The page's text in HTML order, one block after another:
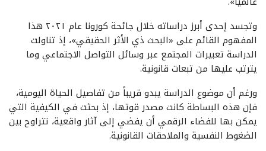
وتجسد إحدى أبرز دراساته خلال جائحة كورونا عام ٢٠٢١ هذا
المفهوم القائم على «البحث ذي الأثر الحقيقي»، إذ تناولت
الدراسة تعبيرات المجتمع عبر وسائل التواصل الاجتماعي وما
يترتب عليها من تبعات قانونية.
ورغم أن موضوع الدراسة يبدو قريباً من تفاصيل الحياة اليومية،
فإن هذه البساطة كانت مصدر قوتها، إذ بحثت في الكيفية التي
يمكن بها للفضاء الرقمي أن يفضي إلى آثار واقعية، تتراوح بين
الضغوط النفسية والملاحقات القانونية.